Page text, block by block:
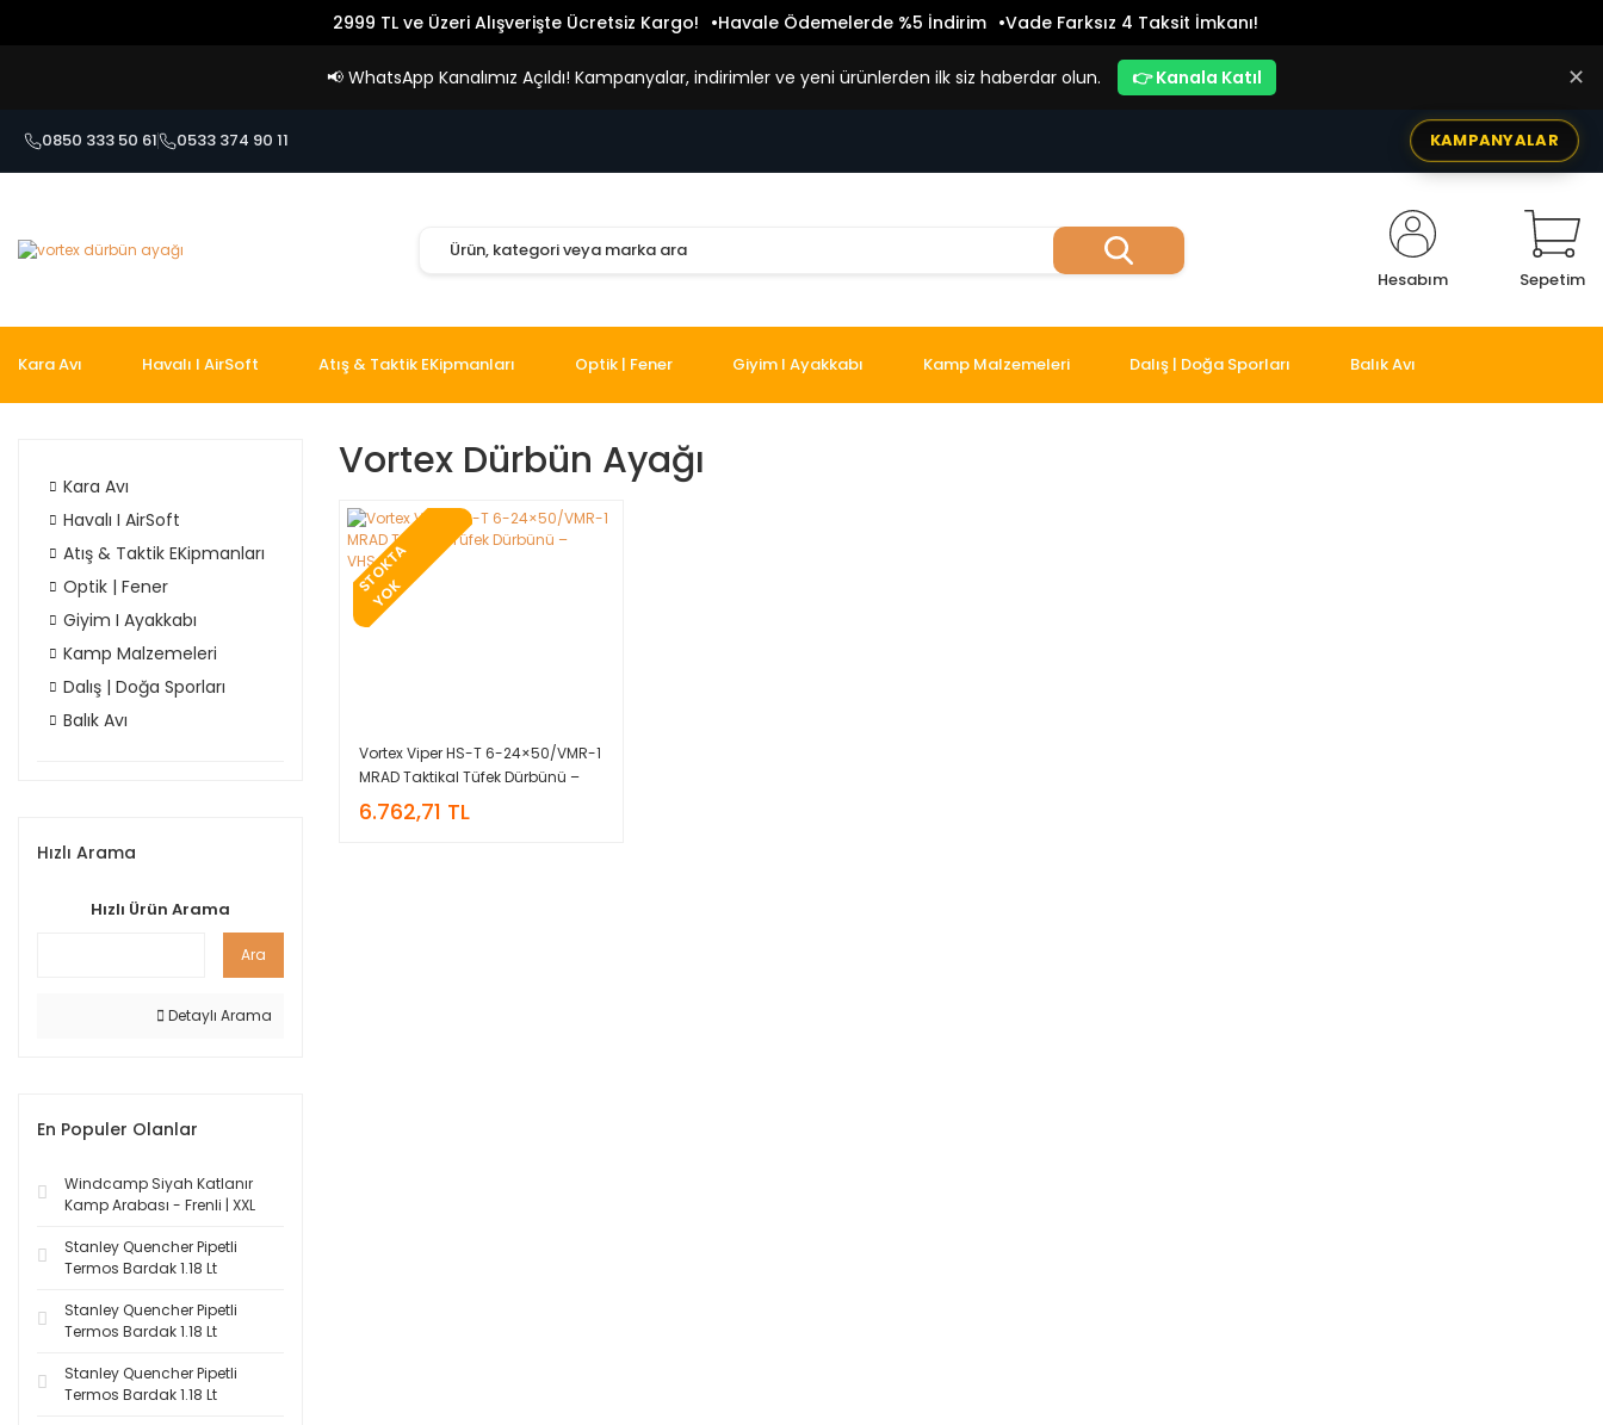
2999 TL ve Üzeri Alışverişte Ücretsiz Kargo! Havale Ödemelerde %5 İndirim Vade Farksız 4 Taksit İmkanı!
📢 WhatsApp Kanalımız Açıldı! Kampanyalar, indirimler ve yeni ürünlerden ilk siz haberdar olun. 👉 Kanala Katıl ✕
0850 333 50 61 0533 374 90 11 KAMPANYALAR
Hesabım Sepetim
Kara Avı Havalı I AirSoft Atış & Taktik EKipmanları Optik | Fener Giyim I Ayakkabı Kamp Malzemeleri Dalış | Doğa Sporları Balık Avı
Kara Avı
Havalı I AirSoft
Atış & Taktik EKipmanları
Optik | Fener
Giyim I Ayakkabı
Kamp Malzemeleri
Dalış | Doğa Sporları
Balık Avı
Hızlı Arama
Hızlı Ürün Arama
Ara
Detaylı Arama
En Populer Olanlar
Windcamp Siyah Katlanır
Kamp Arabası - Frenli | XXL
Stanley Quencher Pipetli
Termos Bardak 1.18 Lt
Stanley Quencher Pipetli
Termos Bardak 1.18 Lt
Stanley Quencher Pipetli
Termos Bardak 1.18 Lt
Vortex Dürbün Ayağı
S
T
O
K
T
A
Y
O
K
Vortex Viper HS-T 6-24×50/VMR-1
MRAD Taktikal Tüfek Dürbünü –
VHS4310
6.762,71 TL